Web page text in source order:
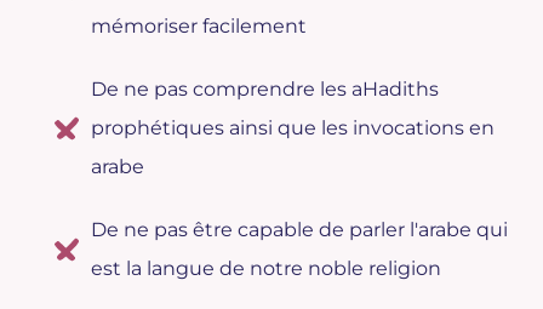
mémoriser facilement
De ne pas comprendre les aHadiths
prophétiques ainsi que les invocations en
arabe
De ne pas être capable de parler l'arabe qui
est la langue de notre noble religion